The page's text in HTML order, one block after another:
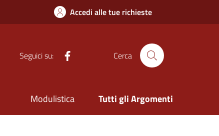
Accedi alle tue richieste
Seguici su: Cerca
Modulistica Tutti gli Argomenti